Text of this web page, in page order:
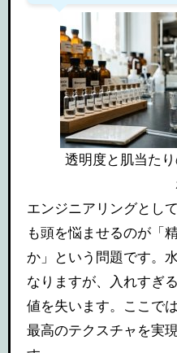
透明度と肌当た
エンジニアリングとし
も頭を悩ませるのが「
か」という問題です。
なりますが、入れすぎ
値を失います。ここで
最高のテクスチャを実